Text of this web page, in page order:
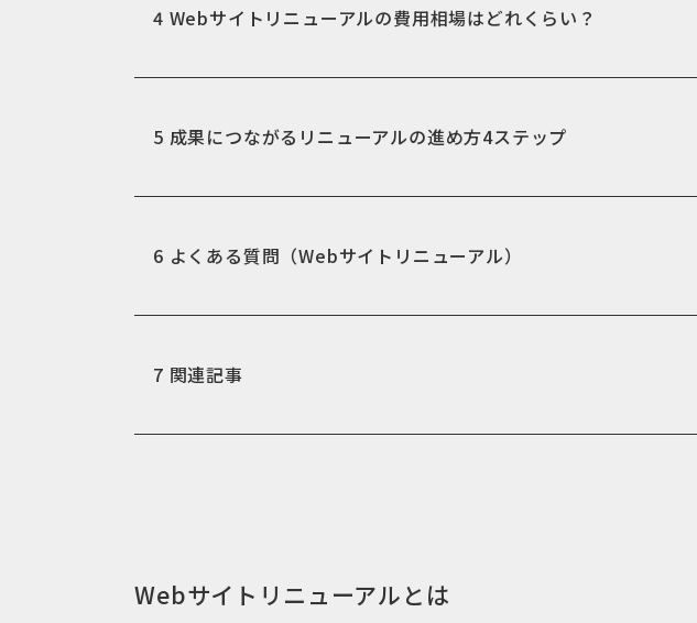
4 Webサイトリニューアルの費用相場はどれくらい？
5 成果につながるリニューアルの進め方4ステップ
6 よくある質問（Webサイトリニューアル）
7 関連記事
Webサイトリニューアルとは